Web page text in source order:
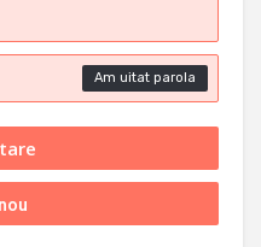
Am uitat parola